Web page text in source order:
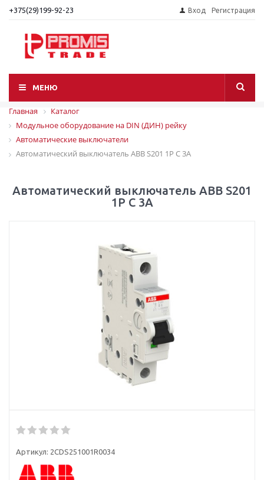
+375(29)199-92-23 Вход Регистрация
МЕНЮ
Главная
Каталог
Модульное оборудование на DIN (ДИН) рейку
Автоматические выключатели
Автоматический выключатель ABB S201 1P C 3A
Автоматический выключатель ABB S201
1P C 3A
Артикул: 2CDS251001R0034